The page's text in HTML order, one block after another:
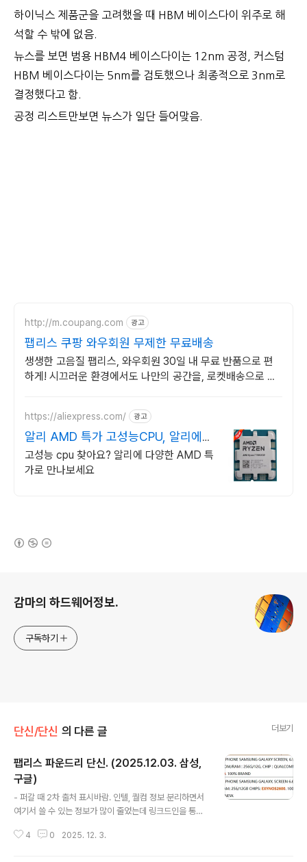
하이닉스 제품군을 고려했을 때 HBM 베이스다이 위주로 해
석할 수 밖에 없음.
뉴스를 보면 범용 HBM4 베이스다이는 12nm 공정, 커스텀
HBM 베이스다이는 5nm를 검토했으나 최종적으로 3nm로
결정했다고 함.
공정 리스트만보면 뉴스가 일단 들어맞음.
http://m.coupang.com 광고
팹리스 쿠팡 와우회원 무제한 무료배송
생생한 고음질 팹리스, 와우회원 30일 내 무료 반품으로 편
하게! 시끄러운 환경에서도 나만의 공간을, 로켓배송으로 빠
https://aliexpress.com/ 광고
알리 AMD 특가 고성능CPU, 알리에서
쇼핑
고성능 cpu 찾아요? 알리에 다양한 AMD 특
가로 만나보세요
감마의 하드웨어정보.
구독하기
단신/단신 의 다른 글 더보기
팹리스 파운드리 단신. (2025.12.03. 삼성,
구글)
- 퍼갈 때 2차 출처 표시바람. 인텔, 퀄컴 정보 분리하면서
여기서 쓸 수 있는 정보가 많이 줄었는데 링크드인을 통한
상 묵혀둘 수 없어서 분량이 부족하지만 일단 포스팅함. -
4 0 2025. 12. 3.